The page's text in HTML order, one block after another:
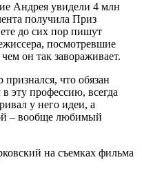
Андрея увидели 4 млн
получила Приз
до сих пор пишут
посмотревшие
он так завораживает.
что обязан
эту профессию, всегда
у него идеи, а
– вообще любимый
на съемках фильма